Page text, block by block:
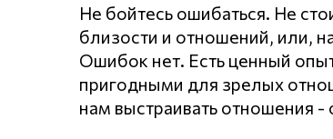
Не бойтесь ошибаться. Не
близости и отношений, или,
Ошибок нет. Есть ценный
пригодными для зрелых
нам выстраивать отношения